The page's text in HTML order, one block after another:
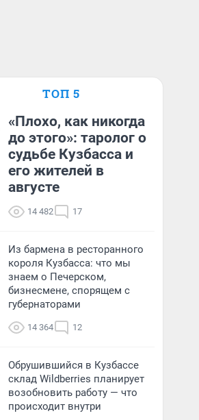
ТОП 5
«Плохо, как никогда
до этого»: таролог о
судьбе Кузбасса и
его жителей в
августе
14 482 17
Из бармена в ресторанного
короля Кузбасса: что мы
знаем о Печерском,
бизнесмене, спорящем с
губернаторами
14 364 12
Обрушившийся в Кузбассе
склад Wildberries планирует
возобновить работу — что
происходит внутри